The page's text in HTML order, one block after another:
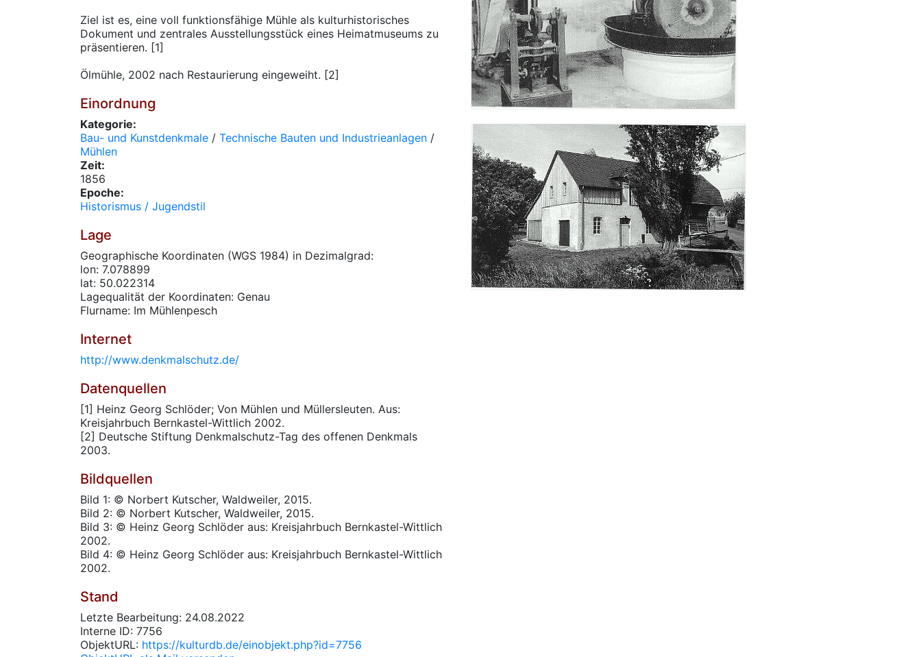
Ziel ist es, eine voll funktionsfähige Mühle als kulturhistorisches
Dokument und zentrales Ausstellungsstück eines Heimatmuseums zu
präsentieren. [1]
Ölmühle, 2002 nach Restaurierung eingeweiht. [2]
Einordnung
Kategorie:
Bau- und Kunstdenkmale / Technische Bauten und Industrieanlagen /
Mühlen
Zeit:
1856
Epoche:
Historismus / Jugendstil
Lage
Geographische Koordinaten (WGS 1984) in Dezimalgrad:
lon: 7.078899
lat: 50.022314
Lagequalität der Koordinaten: Genau
Flurname: Im Mühlenpesch
Internet
http://www.denkmalschutz.de/
Datenquellen
[1] Heinz Georg Schlöder; Von Mühlen und Müllersleuten. Aus:
Kreisjahrbuch Bernkastel-Wittlich 2002.
[2] Deutsche Stiftung Denkmalschutz-Tag des offenen Denkmals
2003.
Bildquellen
Bild 1: © Norbert Kutscher, Waldweiler, 2015.
Bild 2: © Norbert Kutscher, Waldweiler, 2015.
Bild 3: © Heinz Georg Schlöder aus: Kreisjahrbuch Bernkastel-Wittlich
2002.
Bild 4: © Heinz Georg Schlöder aus: Kreisjahrbuch Bernkastel-Wittlich
2002.
Stand
Letzte Bearbeitung: 24.08.2022
Interne ID: 7756
ObjektURL: https://kulturdb.de/einobjekt.php?id=7756